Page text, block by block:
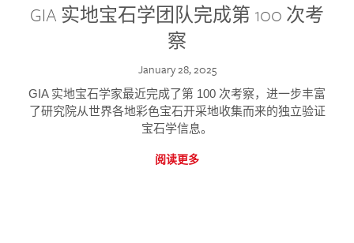
GIA 实地宝石学团队完成第 100 次考
察
January 28, 2025
GIA 实地宝石学家最近完成了第 100 次考察，进一步丰富
了研究院从世界各地彩色宝石开采地收集而来的独立验证
宝石学信息。
阅读更多